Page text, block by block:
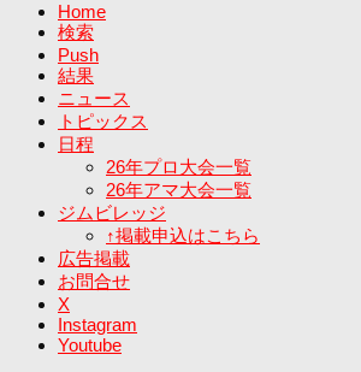
Home
検索
Push
結果
ニュース
トピックス
日程
26年プロ大会一覧
26年アマ大会一覧
ジムビレッジ
↑掲載申込はこちら
広告掲載
お問合せ
X
Instagram
Youtube